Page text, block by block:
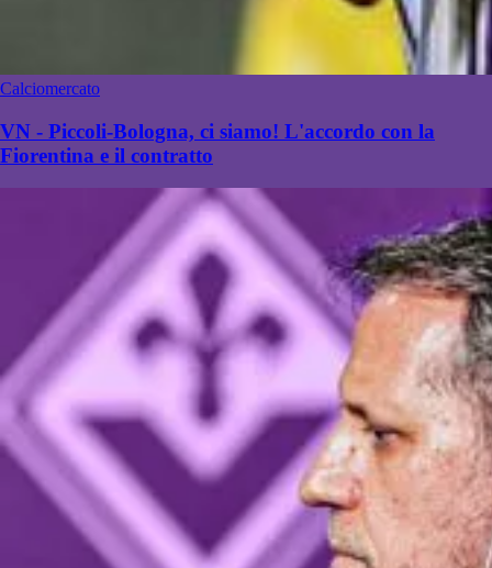
Calciomercato
VN - Piccoli-Bologna, ci siamo! L'accordo con la
Fiorentina e il contratto